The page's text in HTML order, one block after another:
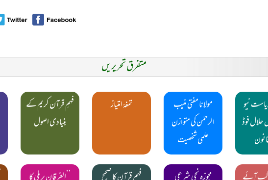
متفرق تحریریں
نیو
حلال فوڈ
مولانا مفتی منیب
الرحمٰن کی متوازن
علمی شخصیت
تمغۂ امتیاز
فہمِ قرآن کریم کے
بنیادی اصول